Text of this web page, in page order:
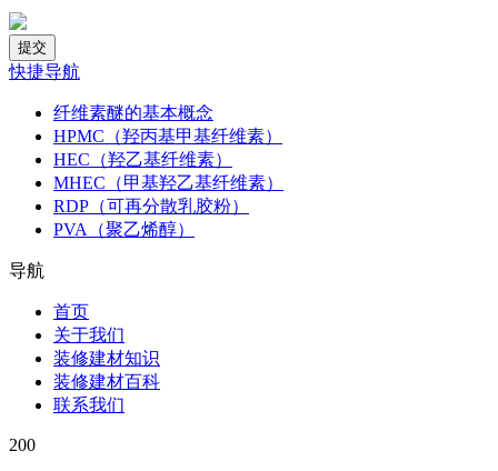
快捷导航
纤维素醚的基本概念
HPMC（羟丙基甲基纤维素）
HEC（羟乙基纤维素）
MHEC（甲基羟乙基纤维素）
RDP（可再分散乳胶粉）
PVA（聚乙烯醇）
导航
首页
关于我们
装修建材知识
装修建材百科
联系我们
200